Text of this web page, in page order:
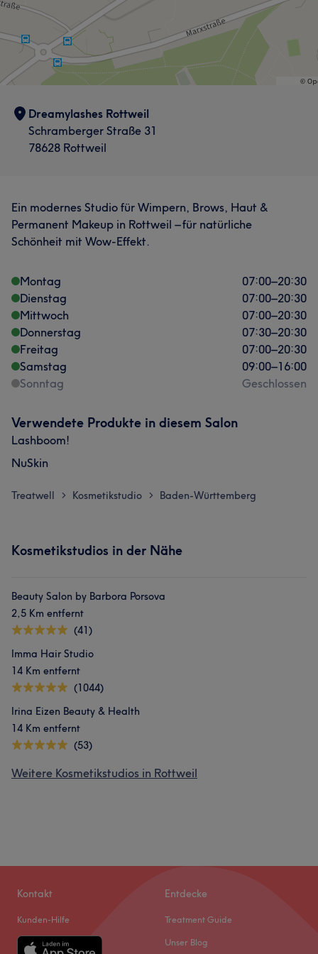
Individualität liegt. Meine Mission ist es, jedem meiner
Kunden zu helfen, seine einzigartige Schönheit zu
entdecken und hervorzuheben.
Services
Nägel Gesicht
Dreamylashes Rottweil
Schramberger Straße 31
78628 Rottweil
Ein modernes Studio für Wimpern, Brows, Haut &
Permanent Makeup in Rottweil – für natürliche
Schönheit mit Wow-Effekt.
Montag 07:00–20:30
Dienstag
07:00–20:30
Mittwoch
07:00–20:30
Donnerstag
07:30–20:30
Freitag
07:00–20:30
Samstag
09:00–16:00
Sonntag
Geschlossen
Verwendete Produkte in diesem Salon
Lashboom!
NuSkin
Treatwell > Kosmetikstudio > Baden-Württemberg
Kosmetikstudios in der Nähe
Beauty Salon by Barbora Porsova
2,5 Km entfernt
(41)
Imma Hair Studio
14 Km entfernt
(1044)
Irina Eizen Beauty & Health
14 Km entfernt
(53)
Weitere Kosmetikstudios in Rottweil
Kontakt
Kunden-Hilfe
Entdecke
Treatment Guide
Unser Blog